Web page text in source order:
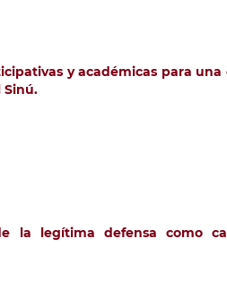
y académicas para
Sinú.
la legítima defensa como